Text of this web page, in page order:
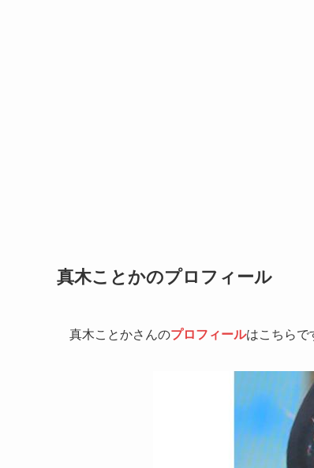
真木ことかのプロフィール
真木ことかさんのプロフィールはこちらで